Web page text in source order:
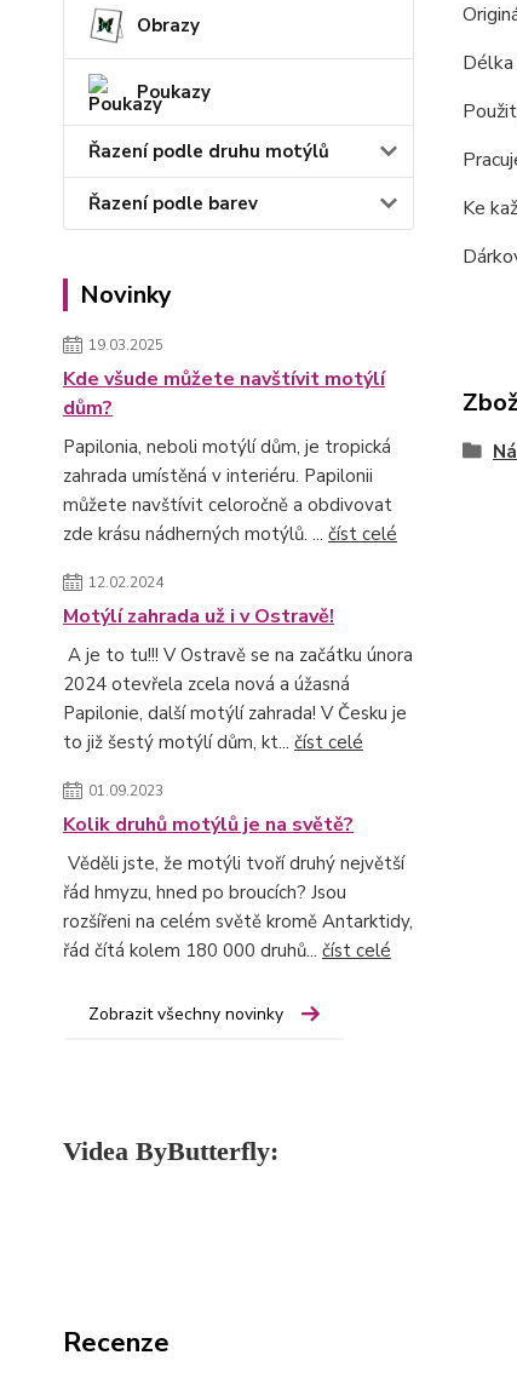
Obrazy
Poukazy
Řazení podle druhu motýlů
Řazení podle barev
Novinky
19.03.2025
Kde všude můžete navštívit motýlí
dům?
Papilonia, neboli motýlí dům, je tropická
zahrada umístěná v interiéru. Papilonii
můžete navštívit celoročně a obdivovat
zde krásu nádherných motýlů. ... číst celé
12.02.2024
Motýlí zahrada už i v Ostravě!
A je to tu!!! V Ostravě se na začátku února
2024 otevřela zcela nová a úžasná
Papilonie, další motýlí zahrada! V Česku je
to již šestý motýlí dům, kt... číst celé
01.09.2023
Kolik druhů motýlů je na světě?
Věděli jste, že motýli tvoří druhý největší
řád hmyzu, hned po broucích? Jsou
rozšířeni na celém světě kromě Antarktidy,
řád čítá kolem 180 000 druhů... číst celé
Zobrazit všechny novinky
Videa ByButterfly:
Recenze
Ke